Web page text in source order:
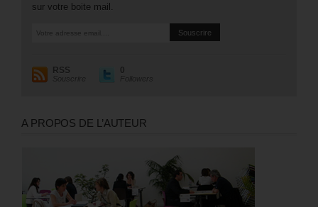
sur votre boite mail.
RSS
Souscrire
0
Followers
A PROPOS DE L’AUTEUR